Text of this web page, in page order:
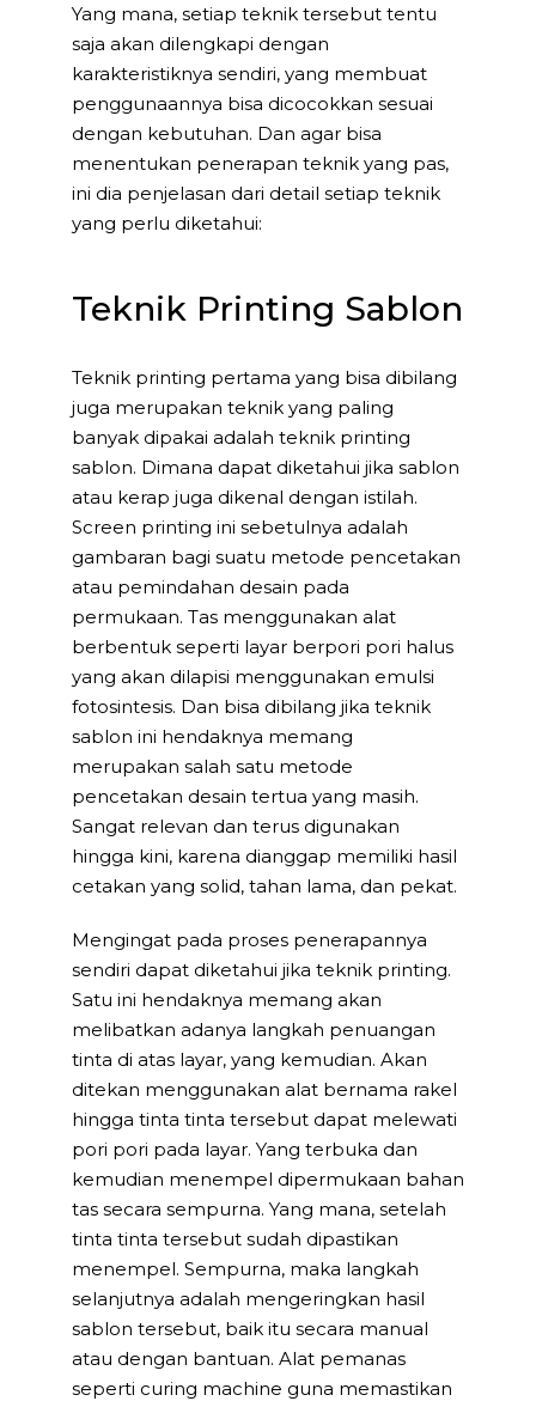
Yang mana, setiap teknik tersebut tentu
saja akan dilengkapi dengan
karakteristiknya sendiri, yang membuat
penggunaannya bisa dicocokkan sesuai
dengan kebutuhan. Dan agar bisa
menentukan penerapan teknik yang pas,
ini dia penjelasan dari detail setiap teknik
yang perlu diketahui:
Teknik Printing Sablon
Teknik printing pertama yang bisa dibilang
juga merupakan teknik yang paling
banyak dipakai adalah teknik printing
sablon. Dimana dapat diketahui jika sablon
atau kerap juga dikenal dengan istilah.
Screen printing ini sebetulnya adalah
gambaran bagi suatu metode pencetakan
atau pemindahan desain pada
permukaan. Tas menggunakan alat
berbentuk seperti layar berpori pori halus
yang akan dilapisi menggunakan emulsi
fotosintesis. Dan bisa dibilang jika teknik
sablon ini hendaknya memang
merupakan salah satu metode
pencetakan desain tertua yang masih.
Sangat relevan dan terus digunakan
hingga kini, karena dianggap memiliki hasil
cetakan yang solid, tahan lama, dan pekat.
Mengingat pada proses penerapannya
sendiri dapat diketahui jika teknik printing.
Satu ini hendaknya memang akan
melibatkan adanya langkah penuangan
tinta di atas layar, yang kemudian. Akan
ditekan menggunakan alat bernama rakel
hingga tinta tinta tersebut dapat melewati
pori pori pada layar. Yang terbuka dan
kemudian menempel dipermukaan bahan
tas secara sempurna. Yang mana, setelah
tinta tinta tersebut sudah dipastikan
menempel. Sempurna, maka langkah
selanjutnya adalah mengeringkan hasil
sablon tersebut, baik itu secara manual
atau dengan bantuan. Alat pemanas
seperti curing machine guna memastikan